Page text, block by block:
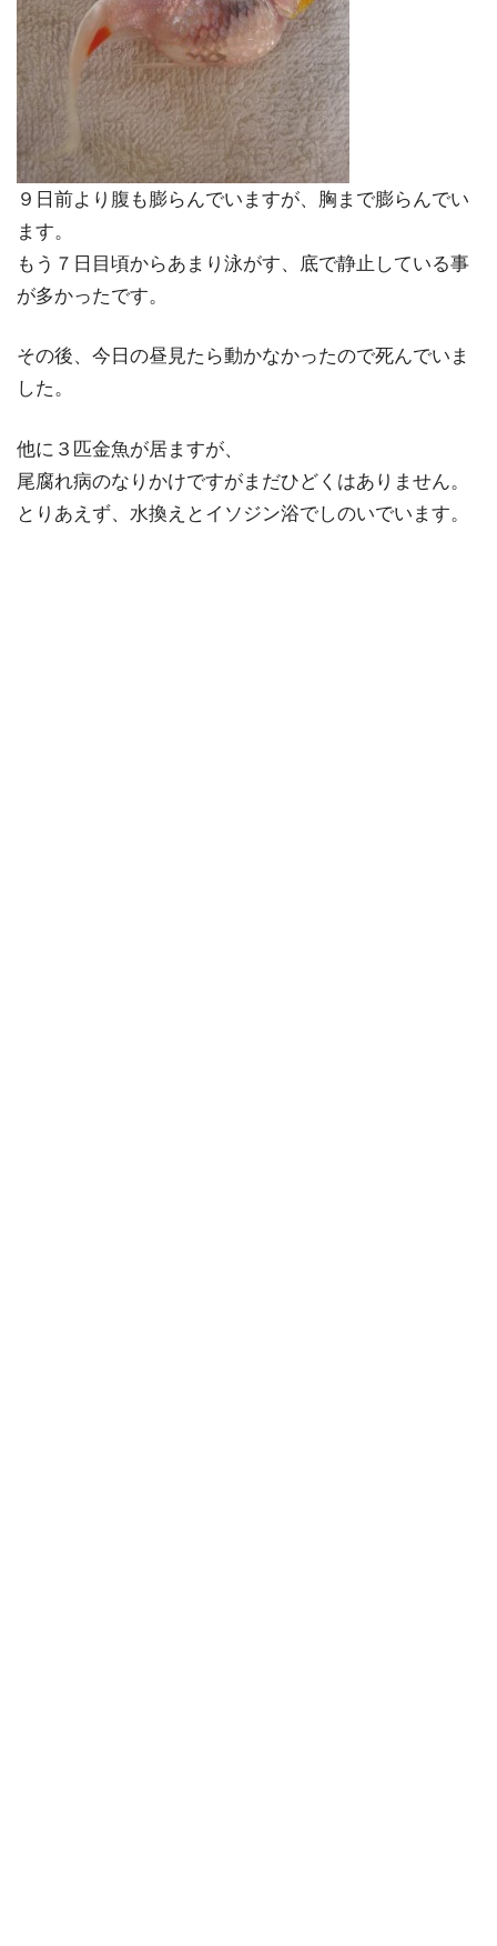
９日前より腹も膨らんでいますが、胸まで膨らんでい
ます。
もう７日目頃からあまり泳がす、底で静止している事
が多かったです。
その後、今日の昼見たら動かなかったので死んでいま
した。
他に３匹金魚が居ますが、
尾腐れ病のなりかけですがまだひどくはありません。
とりあえず、水換えとイソジン浴でしのいでいます。